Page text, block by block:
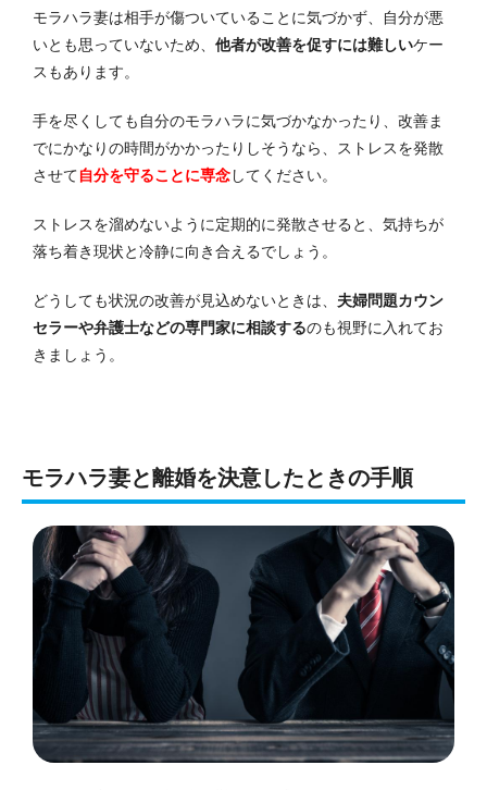
モラハラ妻は相手が傷ついていることに気づかず、自分が悪
いとも思っていないため、 他者が改善を促すには難しいケー
スもあります。
手を尽くしても自分のモラハラに気づかなかったり、改善ま
でにかなりの時間がかかったりしそうなら、ストレスを発散
させて自分を守ることに専念してください。
ストレスを溜めないように定期的に発散させると、気持ちが
落ち着き現状と冷静に向き合えるでしょう。
どうしても状況の改善が見込めないときは、 夫婦問題カウン
セラーや弁護士などの専門家に相談するのも視野に入れてお
きましょう。
モラハラ妻と離婚を決意したときの手順